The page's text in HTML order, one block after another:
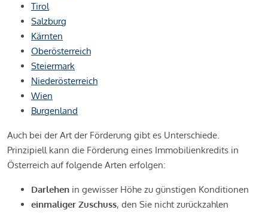
Tirol
Salzburg
Kärnten
Oberösterreich
Steiermark
Niederösterreich
Wien
Burgenland
Auch bei der Art der Förderung gibt es Unterschiede.
Prinzipiell kann die Förderung eines Immobilienkredits in
Österreich auf folgende Arten erfolgen:
Darlehen in gewisser Höhe zu günstigen Konditionen
einmaliger Zuschuss, den Sie nicht zurückzahlen